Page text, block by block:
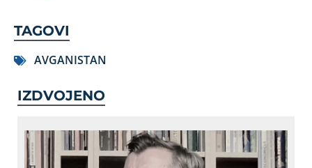
TAGOVI
AVGANISTAN
IZDVOJENO